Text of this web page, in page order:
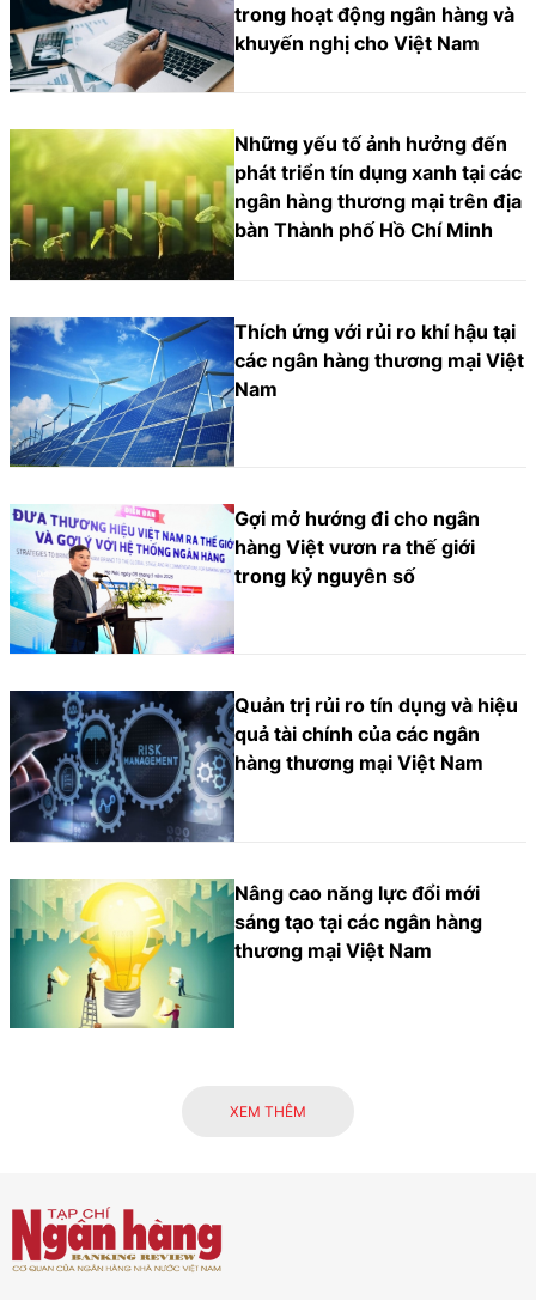
trong hoạt động ngân hàng và
khuyến nghị cho Việt Nam
Những yếu tố ảnh hưởng đến
phát triển tín dụng xanh tại các
ngân hàng thương mại trên địa
bàn Thành phố Hồ Chí Minh
Thích ứng với rủi ro khí hậu tại
các ngân hàng thương mại Việt
Nam
Gợi mở hướng đi cho ngân
hàng Việt vươn ra thế giới
trong kỷ nguyên số
Quản trị rủi ro tín dụng và hiệu
quả tài chính của các ngân
hàng thương mại Việt Nam
Nâng cao năng lực đổi mới
sáng tạo tại các ngân hàng
thương mại Việt Nam
XEM THÊM